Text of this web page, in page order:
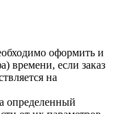
оформить и
времени, если заказ
на
определенный